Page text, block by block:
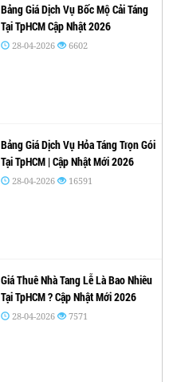
Bảng Giá Dịch Vụ Bốc Mộ Cải Táng
Tại TpHCM Cập Nhật 2026
28-04-2026 6602
Bảng Giá Dịch Vụ Hỏa Táng Trọn Gói
Tại TpHCM | Cập Nhật Mới 2026
28-04-2026 16591
Giá Thuê Nhà Tang Lễ Là Bao Nhiêu
Tại TpHCM ? Cập Nhật Mới 2026
28-04-2026 7571